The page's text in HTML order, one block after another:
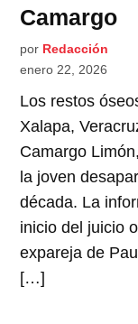
Camargo
por Redacción
enero 22, 2026
Los restos
Xalapa,
Camargo
la joven
década. La
inicio del juicio
expareja de
[…]